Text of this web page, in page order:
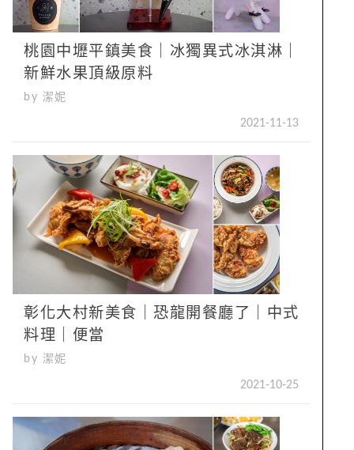
桃園中壢平鎮美食｜冰獨異式冰淇淋｜
新鮮水果頂級原料
by 潔妮
2021-11-13
彰化大村新美食｜恐龍開餐廳了｜中式
料理｜便當
by 潔妮
2021-10-25